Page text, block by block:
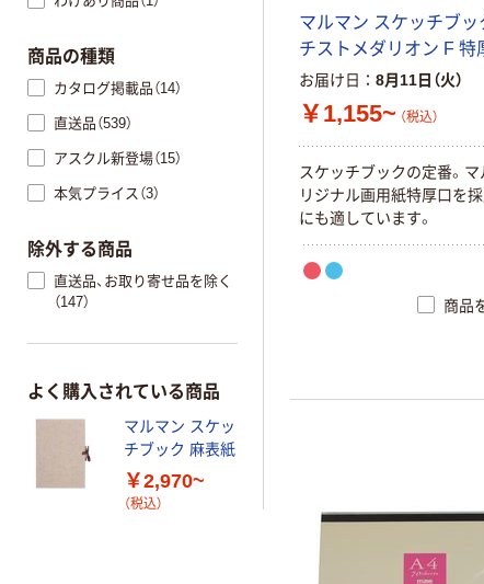
マルマン スケッチブッ
チストメダリオン F 特
お届け日 8月11日（火）
￥1,155~ （税込）
スケッチブックの定番。
リジナル画用紙特厚口を
にも適しています。
商品
商品の種類
カタログ掲載品（14）
直送品（539）
アスクル新登場（15）
本気プライス（3）
除外する商品
直送品、お取り寄せ品を除く
（147）
よく購入されている商品
マルマン スケッ
チブック 麻表紙
￥2,970~
（税込）